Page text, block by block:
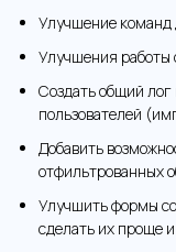
Улучшение команд
Улучшения работы
Создать общий
пользователей
Добавить
отфильтрованных
Улучшить формы
сделать их проще